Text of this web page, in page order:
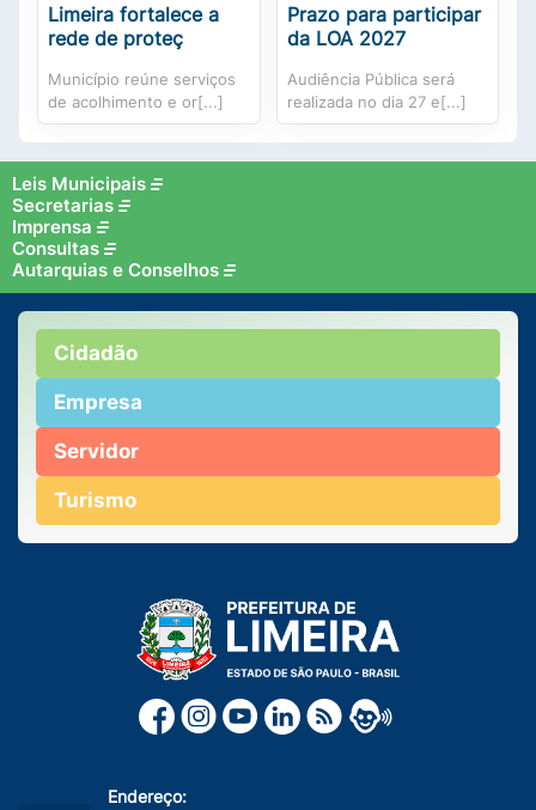
Limeira fortalece a
rede de proteç
Município reúne serviços
de acolhimento e or[...]
Prazo para participar
da LOA 2027
Audiência Pública será
realizada no dia 27 e[...]
Leis Municipais
Secretarias
Imprensa
Consultas
Autarquias e Conselhos
Cidadão
Empresa
Servidor
Turismo
Endereço: